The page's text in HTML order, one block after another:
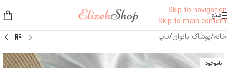
Skip to navigation
Skip to main content
منو
خانه/پوشاک بانوان/تاپ
ناموجود